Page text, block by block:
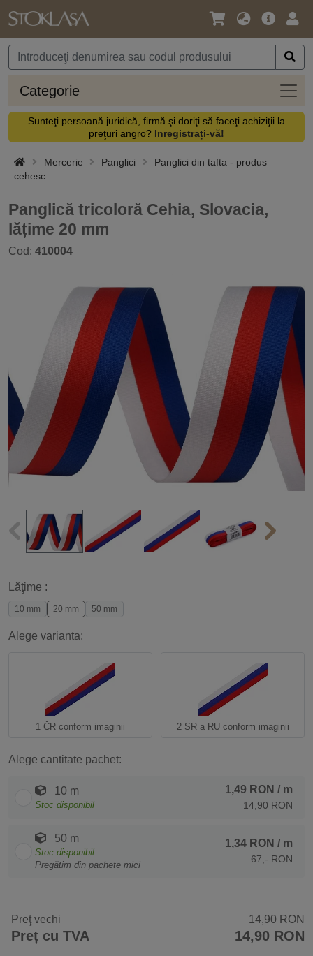
Limbă
Monedă
Meniul
Categorie
Sunteţi persoană juridică, firmă şi doriţi să faceţi achiziţii la
preţuri angro? Inregistrați-vă!
Mercerie Panglici
Panglici din tafta - produs
cehesc
Panglică tricoloră Cehia, Slovacia,
lățime 20 mm
Cod: 410004
Lăţime :
10 mm 20 mm 50 mm
Alege varianta:
1 ČR conform imaginii 2 SR a RU conform imaginii
Alege cantitate pachet:
10 m
Stoc disponibil
1,49 RON / m
14,90 RON
50 m
Stoc disponibil
Pregătim din pachete mici
1,34 RON / m
67,- RON
Preţ vechi 14,90 RON
Preț cu TVA 14,90 RON